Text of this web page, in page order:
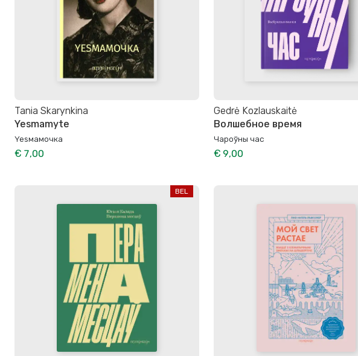
Tania Skarynkina
Yesmamyte
Yesмамочка
€ 7,00
Gedrė Kozlauskaitė
Волшебное время
Чароўны час
€ 9,00
BEL